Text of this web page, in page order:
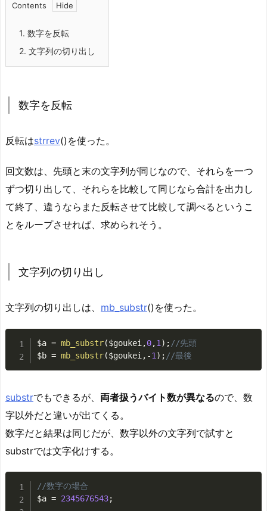
Contents
1. 数字を反転
2. 文字列の切り出し
数字を反転
反転はstrrev()を使った。
回文数は、先頭と末の文字列が同じなので、それらを一つ
ずつ切り出して、それらを比較して同じなら合計を出力し
て終了、違うならまた反転させて比較して調べるというこ
とをループさせれば、求められそう。
文字列の切り出し
文字列の切り出しは、 mb_substr()を使った。
$a = mb_substr($goukei ,0,1 ) ; //先頭
$b = mb_substr($goukei , -1 ) ; //最後
substrでもできるが、 両者扱うバイト数が異なるので、数
字以外だと違いが出てくる。
数字だと結果は同じだが、数字以外の文字列で試すと
substrでは文字化けする。
//数字の場合
$a = 2345676543;